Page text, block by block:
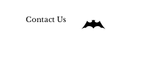
Contact Us